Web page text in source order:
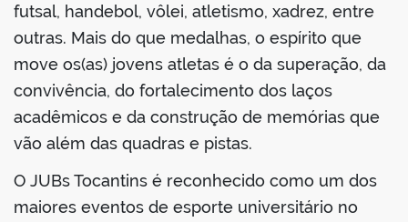
futsal, handebol, vôlei, atletismo, xadrez, entre
outras. Mais do que medalhas, o espírito que
move os(as) jovens atletas é o da superação, da
convivência, do fortalecimento dos laços
acadêmicos e da construção de memórias que
vão além das quadras e pistas.
O JUBs Tocantins é reconhecido como um dos
maiores eventos de esporte universitário no